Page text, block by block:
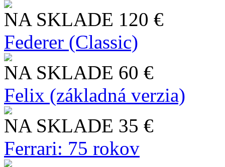
NA SKLADE 120 €
Federer (Classic)
NA SKLADE 60 €
Felix (základná verzia)
NA SKLADE 35 €
Ferrari: 75 rokov